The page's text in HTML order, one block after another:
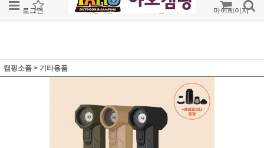
로그인 회원가입 주문조회 마이페이지
캠핑소품 > 기타용품